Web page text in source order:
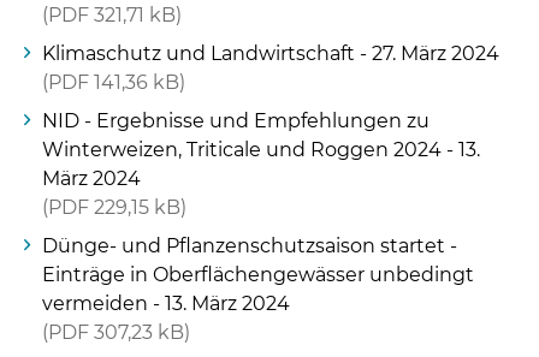
PDF 321,71 kB
Klimaschutz und Landwirtschaft - 27. März 2024
PDF 141,36 kB
NID - Ergebnisse und Empfehlungen zu
Winterweizen, Triticale und Roggen 2024 - 13.
März 2024
PDF 229,15 kB
Dünge- und Pflanzenschutzsaison startet -
Einträge in Oberflächengewässer unbedingt
vermeiden - 13. März 2024
PDF 307,23 kB